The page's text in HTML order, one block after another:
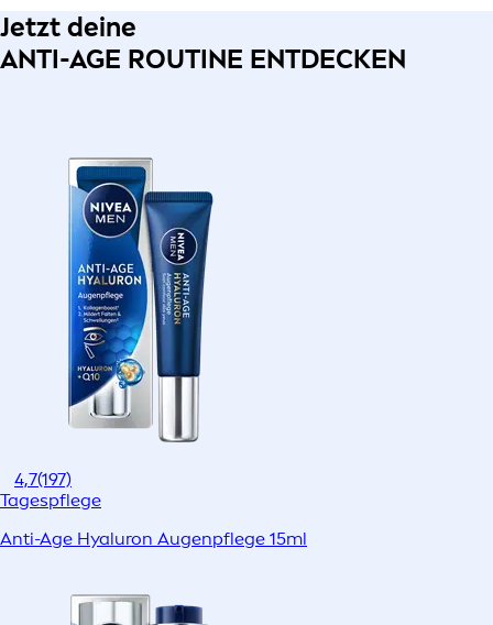
Jetzt deine
ANTI-AGE ROUTINE ENTDECKEN
4,7(197)
Tagespflege
Anti-Age Hyaluron Augenpflege 15ml